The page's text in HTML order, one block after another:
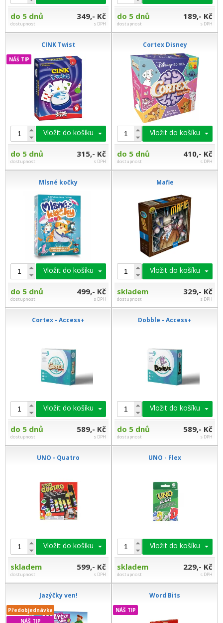
do 5 dnů
dostupnost
349,- Kč
s DPH
do 5 dnů
dostupnost
189,- Kč
s DPH
CINK Twist
NÁŠ TIP
Vložit do košíku
do 5 dnů
dostupnost
315,- Kč
s DPH
Cortex Disney
Vložit do košíku
do 5 dnů
dostupnost
410,- Kč
s DPH
Mlsné kočky
Vložit do košíku
do 5 dnů
dostupnost
499,- Kč
s DPH
Mafie
Vložit do košíku
skladem
dostupnost
329,- Kč
s DPH
Cortex - Access+
Vložit do košíku
do 5 dnů
dostupnost
589,- Kč
s DPH
Dobble - Access+
Vložit do košíku
do 5 dnů
dostupnost
589,- Kč
s DPH
UNO - Quatro
Vložit do košíku
skladem
dostupnost
599,- Kč
s DPH
UNO - Flex
Vložit do košíku
skladem
dostupnost
229,- Kč
s DPH
Jazýčky ven!
Předobjednávka
NÁŠ TIP
Word Bits
NÁŠ TIP